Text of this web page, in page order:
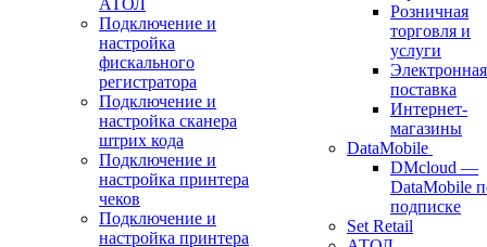
АТОЛ
Подключение и
настройка
фискального
регистратора
Подключение и
настройка сканера
штрих кода
Подключение и
настройка принтера
чеков
Подключение и
настройка принтера
Розничная
торговля и
услуги
Электронная
поставка
Интернет-
магазины
DataMobile
DMcloud —
DataMobile
подписке
Set Retail